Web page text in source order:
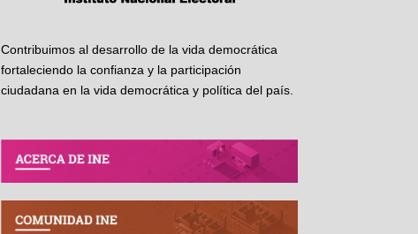
Contribuimos al desarrollo de la vida democrática
fortaleciendo la confianza y la participación
ciudadana en la vida democrática y política del país.